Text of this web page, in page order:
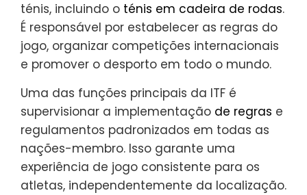
ténis, incluindo o ténis em cadeira de rodas.
É responsável por estabelecer as regras do
jogo, organizar competições internacionais
e promover o desporto em todo o mundo.
Uma das funções principais da ITF é
supervisionar a implementação de regras e
regulamentos padronizados em todas as
nações-membro. Isso garante uma
experiência de jogo consistente para os
atletas, independentemente da localização.